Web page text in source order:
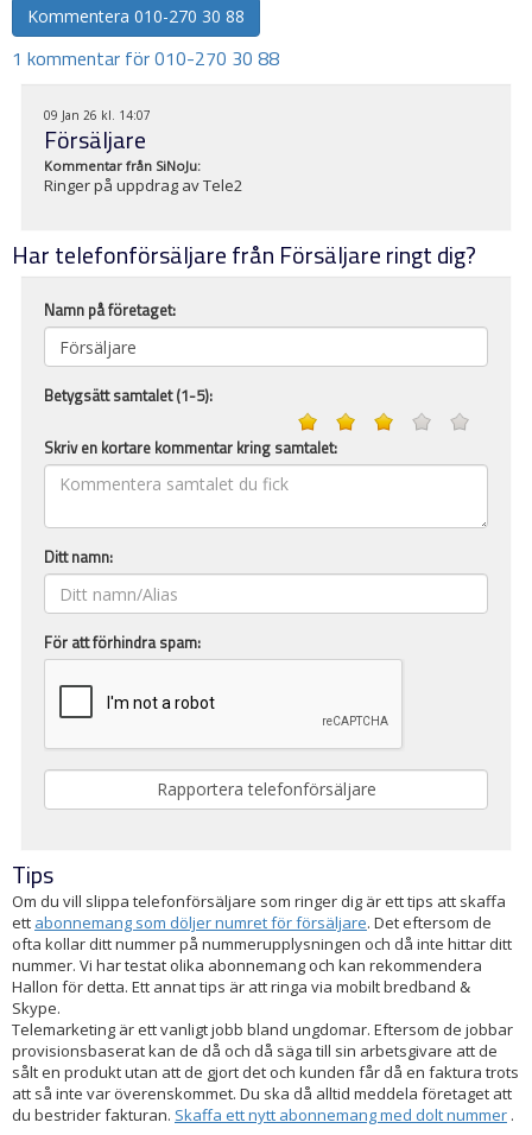
Kommentera 010-270 30 88
1 kommentar för 010-270 30 88
09 Jan 26 kl. 14:07
Försäljare
Kommentar från SiNoJu:
Ringer på uppdrag av Tele2
Har telefonförsäljare från Försäljare ringt dig?
Namn på företaget:
Betygsätt samtalet (1-5):
Skriv en kortare kommentar kring samtalet:
Ditt namn:
För att förhindra spam:
Tips
Om du vill slippa telefonförsäljare som ringer dig är ett tips att skaffa
ett abonnemang som döljer numret för försäljare. Det eftersom de
ofta kollar ditt nummer på nummerupplysningen och då inte hittar ditt
nummer. Vi har testat olika abonnemang och kan rekommendera
Hallon för detta. Ett annat tips är att ringa via mobilt bredband &
Skype.
Telemarketing är ett vanligt jobb bland ungdomar. Eftersom de jobbar
provisionsbaserat kan de då och då säga till sin arbetsgivare att de
sålt en produkt utan att de gjort det och kunden får då en faktura trots
att så inte var överenskommet. Du ska då alltid meddela företaget att
du bestrider fakturan. Skaffa ett nytt abonnemang med dolt nummer .